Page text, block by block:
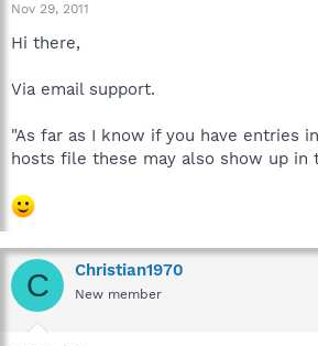
Nov 29, 2011
Hi there,
Via email support.
"As far as I know if you have entries
hosts file these may also show up in
C Christian1970
New member